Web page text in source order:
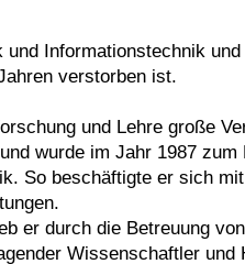
und Informationstechnik
verstorben ist.
und Lehre große
wurde im Jahr 1987
So beschäftigte er sich
er durch die Betreuung
Wissenschaftler und